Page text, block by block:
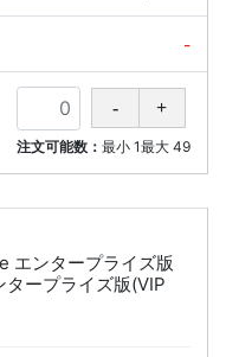
-
注文可能数： 最小 1最大 49
エンタープライズ版
ープライズ版(VIP